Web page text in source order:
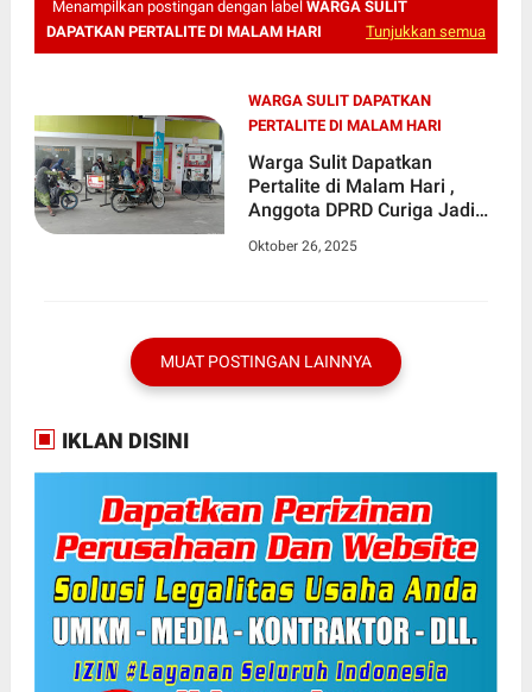
Menampilkan postingan dengan label WARGA SULIT
DAPATKAN PERTALITE DI MALAM HARI
Tunjukkan semua
WARGA SULIT DAPATKAN
PERTALITE DI MALAM HARI
Warga Sulit Dapatkan
Pertalite di Malam Hari ,
Anggota DPRD Curiga Jadi
Oktober 26, 2025
MUAT POSTINGAN LAINNYA
IKLAN DISINI